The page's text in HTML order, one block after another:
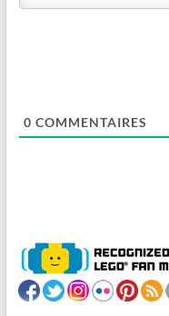
0 COMMENTAIRES